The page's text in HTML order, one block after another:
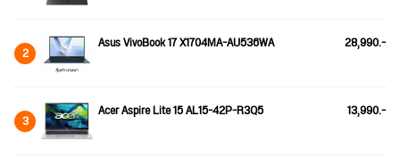
2 Asus VivoBook 17 X1704MA-AU536WA 28,990.-
3 Acer Aspire Lite 15 AL15-42P-R3Q5 13,990.-